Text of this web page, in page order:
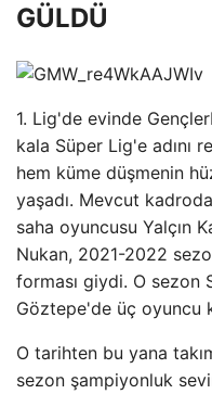
GÜLDÜ
1. Lig'de evinde
kala Süper Lig'e adını
hem küme düşmenin
yaşadı. Mevcut
saha oyuncusu Yalçın
Nukan, 2021-2022
forması giydi. O sezon
Göztepe'de üç oyuncu
O tarihten bu yana
sezon şampiyonluk